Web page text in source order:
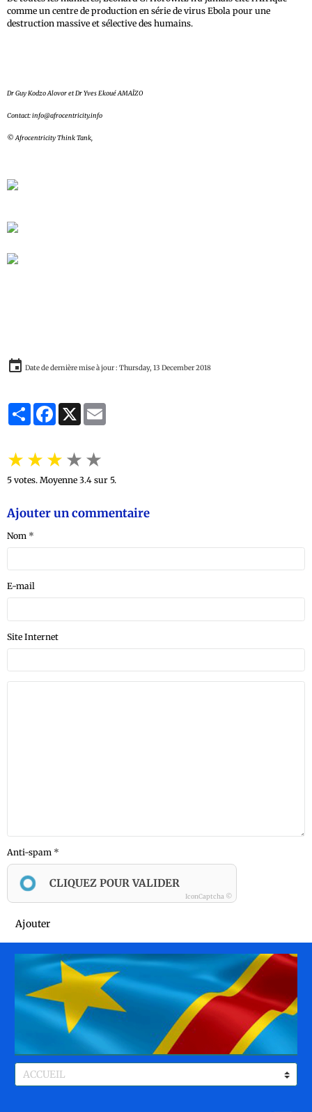
comme un centre de production en série de virus Ebola pour une
destruction massive et sélective des humains.
Dr Guy Kodzo Alovor et Dr Yves Ekoué AMAÏZO
Contact: info@afrocentricity.info
© Afrocentricity Think Tank,
Date de dernière mise à jour : Thursday, 13 December 2018
PartagerFacebook
X
★★★★★
5 votes. Moyenne 3.4 sur 5.
Ajouter un commentaire
Nom
E-mail
Site Internet
Anti-spam
CLIQUEZ POUR VALIDER
IconCaptcha ©
Ajouter